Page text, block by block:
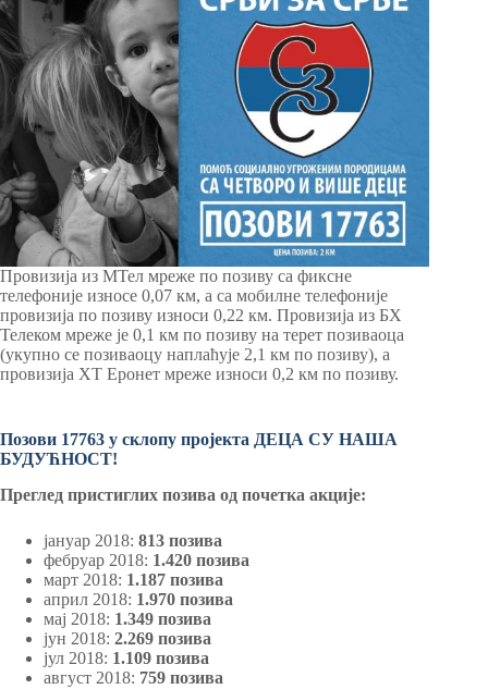
Провизија из МТел мреже по позиву са фиксне
телефоније износе 0,07 км, а са мобилне телефоније
провизија по позиву износи 0,22 км. Провизија из БХ
Телеком мреже је 0,1 км по позиву на терет позиваоца
(укупно се позиваоцу наплаћује 2,1 км по позиву), а
провизија ХТ Еронет мреже износи 0,2 км по позиву.
Позови 17763 у склопу пројекта ДЕЦА СУ НАША
БУДУЋНОСТ!
Преглед пристиглих позива од почетка акције:
јануар 2018: 813 позива
фебруар 2018: 1.420 позива
март 2018: 1.187 позива
април 2018: 1.970 позива
мај 2018: 1.349 позива
јун 2018: 2.269 позива
јул 2018: 1.109 позива
август 2018: 759 позива